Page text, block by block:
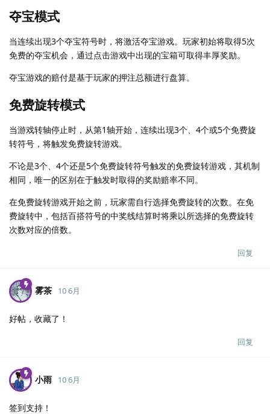
夺宝模式
当连续出现3个夺宝符号时，将激活夺宝游戏。玩家初始将取得5次
免费的夺宝机会，通过点击游戏中出现的宝箱可取得丰厚奖励。
夺宝游戏的赔付是基于玩家的押注总额进行盘算。
免费旋转模式
当游戏转轴停止时，从第1轴开始，连续出现3个、4个或5个免费旋
转符号，将触发免费旋转游戏。
不论是3个、4个还是5个免费旋转符号触发的免费旋转游戏，其机制
相同，唯一的区别在于触发时取得的奖励赔率不同。
在免费旋转游戏开始之前，玩家需自行选择免费旋转的次数。在免
费旋转中，包括百搭符号的中奖线结算时将乘以所选择的免费旋转
次数对应的倍数。
回复
雾茶 10 6月
好帖，收藏了！
回复
小雨 10 6月
签到支持！